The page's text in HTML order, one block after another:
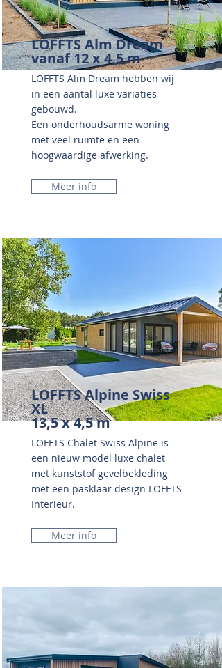
LOFFTS Alm Dream
vanaf 12 x 4,5 m
LOFFTS Alm Dream hebben wij
in een aantal luxe variaties
gebouwd.
Een onderhoudsarme woning
met veel ruimte en een
hoogwaardige afwerking.
Meer info
LOFFTS Alpine Swiss
XL
13,5 x 4,5 m
LOFFTS Chalet Swiss Alpine is
een nieuw model luxe chalet
met kunststof gevelbekleding
met een pasklaar design LOFFTS
Interieur.
Meer info